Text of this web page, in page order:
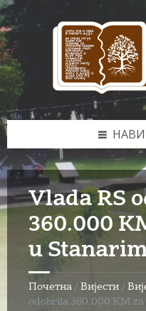
Skip
to
content
Skip
to
left
sidebar
Skip
to
footer
Vlada RS
360.000
u
Почетна / Вијести /
odobrila 360.000 KM